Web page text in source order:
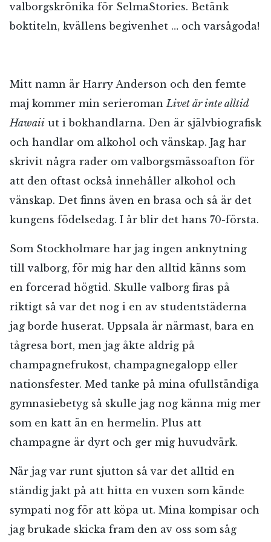
valborgskrönika för SelmaStories. Betänk
boktiteln, kvällens begivenhet … och varsågoda!
Mitt namn är Harry Anderson och den femte
maj kommer min serieromanLivet är inte alltid
Hawaii ut i bokhandlarna. Den är självbiografisk
och handlar om alkohol och vänskap. Jag har
skrivit några rader om valborgsmässoafton för
att den oftast också innehåller alkohol och
vänskap. Det finns även en brasa och så är det
kungens födelsedag. I år blir det hans 70-första.
Som Stockholmare har jag ingen anknytning
till valborg, för mig har den alltid känns som
en forcerad högtid. Skulle valborg firas på
riktigt så var det nog i en av studentstäderna
jag borde huserat. Uppsala är närmast, bara en
tågresa bort, men jag åkte aldrig på
champagnefrukost, champagnegalopp eller
nationsfester. Med tanke på mina ofullständiga
gymnasiebetyg så skulle jag nog känna mig mer
som en katt än en hermelin. Plus att
champagne är dyrt och ger mig huvudvärk.
När jag var runt sjutton så var det alltid en
ständig jakt på att hitta en vuxen som kände
sympati nog för att köpa ut. Mina kompisar och
jag brukade skicka fram den av oss som såg